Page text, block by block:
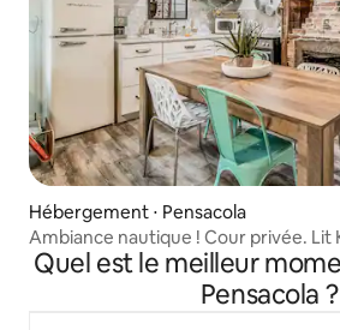
Hébergement ⋅ Pensacola
Ambiance nautique ! Cour privée. Lit
d'hébergement de 4 personnes
Quel est le meilleur
Pensacola ?